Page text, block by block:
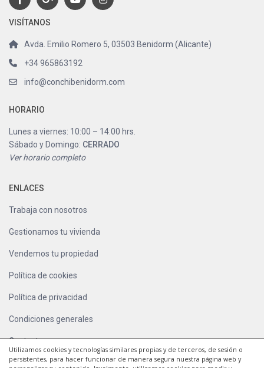
Utilizamos cookies y tecnologías similares propias y de terceros, de sesión o
persistentes, para hacer funcionar de manera segura nuestra página web y
VISÍTANOS
Avda. Emilio Romero 5, 03503 Benidorm (Alicante)
+34 965863192
info@conchibenidorm.com
HORARIO
Lunes a viernes: 10:00 – 14:00 hrs.
Sábado y Domingo: CERRADO
Ver horario completo
ENLACES
Trabaja con nosotros
Gestionamos tu vivienda
Vendemos tu propiedad
Política de cookies
Política de privacidad
Condiciones generales
Contacto